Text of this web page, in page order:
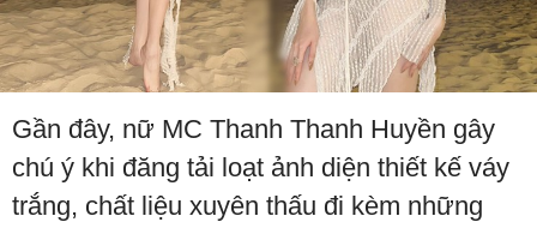
Gần đây, nữ MC Thanh Thanh Huyền gây
chú ý khi đăng tải loạt ảnh diện thiết kế váy
trắng, chất liệu xuyên thấu đi kèm những